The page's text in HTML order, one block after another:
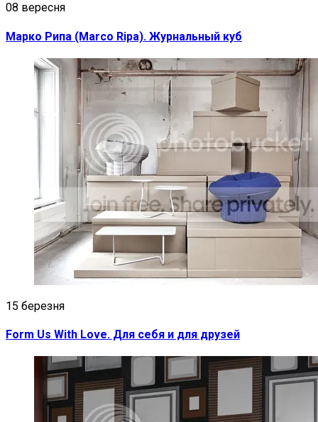
08 вересня
Марко Рипа (Marco Ripa). Журнальный куб
15 березня
Form Us With Love. Для себя и для друзей